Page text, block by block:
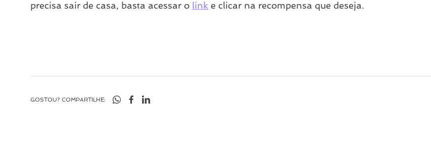
precisa sair de casa, basta acessar o link e clicar na recompensa que deseja.
GOSTOU? COMPARTILHE: